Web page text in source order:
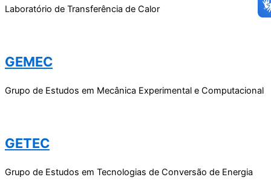
Laboratório de Transferência de Calor
GEMEC
Grupo de Estudos em Mecânica Experimental e Computacional
GETEC
Grupo de Estudos em Tecnologias de Conversão de Energia